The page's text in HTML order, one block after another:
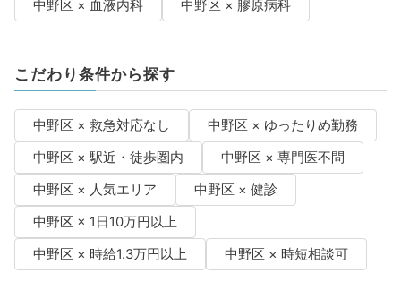
中野区 × 血液内科
中野区 × 膠原病科
こだわり条件から探す
中野区 × 救急対応なし
中野区 × ゆったりめ勤務
中野区 × 駅近・徒歩圏内
中野区 × 専門医不問
中野区 × 人気エリア
中野区 × 健診
中野区 × 1日10万円以上
中野区 × 時給1.3万円以上
中野区 × 時短相談可